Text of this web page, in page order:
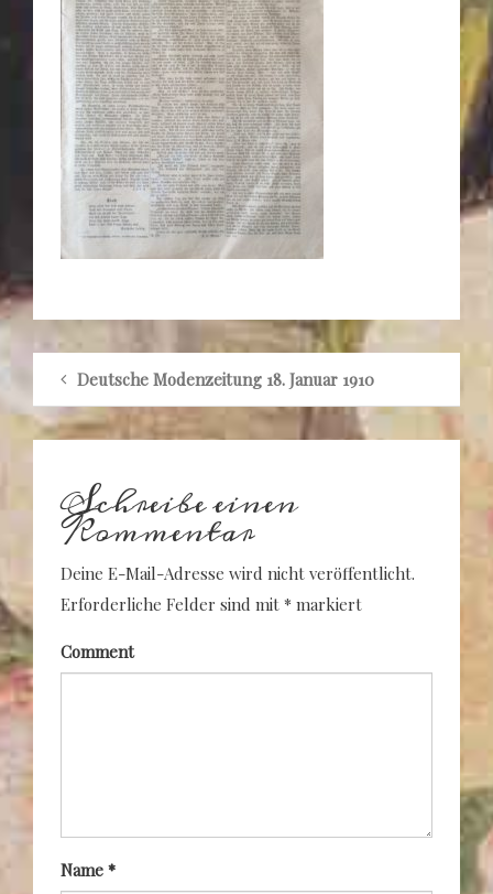
Deutsche Modenzeitung 18. Januar 1910
Schreibe einen
Kommentar
Deine E-Mail-Adresse wird nicht veröffentlicht.
Erforderliche Felder sind mit * markiert
Comment
Name *